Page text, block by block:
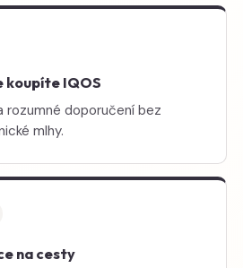
koupíte IQOS
rozumné doporučení bez
mlhy.
na cesty